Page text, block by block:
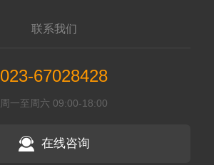
联系我们
023-67028428
周一至周六 09:00-18:00
在线咨询